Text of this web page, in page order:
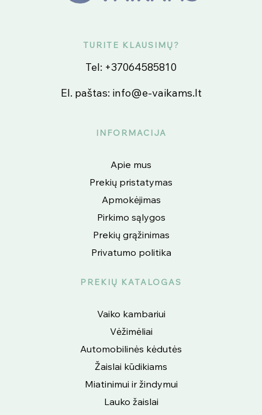
TURITE KLAUSIMŲ?
Tel: +37064585810
El. paštas: info@e-vaikams.lt
INFORMACIJA
Apie mus
Prekių pristatymas
Apmokėjimas
Pirkimo sąlygos
Prekių grąžinimas
Privatumo politika
PREKIŲ KATALOGAS
Vaiko kambariui
Vėžimėliai
Automobilinės kėdutės
Žaislai kūdikiams
Miatinimui ir žindymui
Lauko žaislai